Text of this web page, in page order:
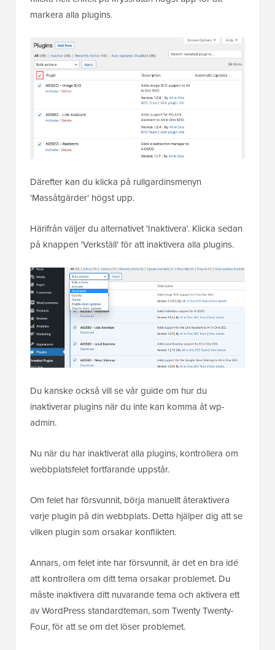
markera alla plugins.
Därefter kan du klicka på rullgardinsmenyn
'Massåtgärder' högst upp.
Härifrån väljer du alternativet 'Inaktivera'. Klicka sedan
på knappen 'Verkställ' för att inaktivera alla plugins.
Du kanske också vill se vår guide om hur du
inaktiverar plugins när du inte kan komma åt wp-
admin.
Nu när du har inaktiverat alla plugins, kontrollera om
webbplatsfelet fortfarande uppstår.
Om felet har försvunnit, börja manuellt återaktivera
varje plugin på din webbplats. Detta hjälper dig att se
vilken plugin som orsakar konflikten.
Annars, om felet inte har försvunnit, är det en bra idé
att kontrollera om ditt tema orsakar problemet. Du
måste inaktivera ditt nuvarande tema och aktivera ett
av WordPress standardteman, som Twenty Twenty-
Four, för att se om det löser problemet.